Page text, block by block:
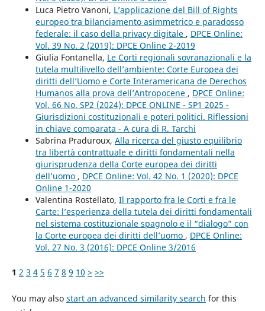
Luca Pietro Vanoni, L’applicazione del Bill of Rights
europeo tra bilanciamento asimmetrico e paradosso
federale: il caso della privacy digitale , DPCE Online:
Vol. 39 No. 2 (2019): DPCE Online 2-2019
Giulia Fontanella, Le Corti regionali sovranazionali e la
tutela multilivello dell’ambiente: Corte Europea dei
diritti dell’Uomo e Corte Interamericana de Derechos
Humanos alla prova dell’Antropocene , DPCE Online:
Vol. 66 No. SP2 (2024): DPCE ONLINE - SP1 2025 -
Giurisdizioni costituzionali e poteri politici. Riflessioni
in chiave comparata - A cura di R. Tarchi
Sabrina Praduroux, Alla ricerca del giusto equilibrio
tra libertà contrattuale e diritti fondamentali nella
giurisprudenza della Corte europea dei diritti
dell’uomo , DPCE Online: Vol. 42 No. 1 (2020): DPCE
Online 1-2020
Valentina Rostellato, Il rapporto fra le Corti e fra le
Carte: l’esperienza della tutela dei diritti fondamentali
nel sistema costituzionale spagnolo e il “dialogo” con
la Corte europea dei diritti dell’uomo , DPCE Online:
Vol. 27 No. 3 (2016): DPCE Online 3/2016
1 2 3 4 5 6 7 8 9 10 > >>
You may also start an advanced similarity search for this